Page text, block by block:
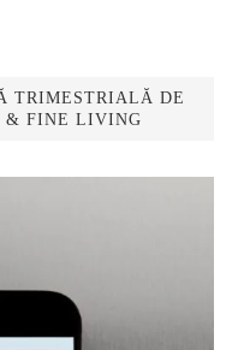
TRIMESTRIALĂ DE
& FINE LIVING